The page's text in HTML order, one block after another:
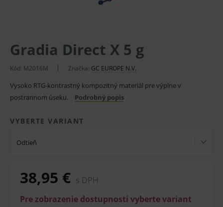
Gradia Direct X 5 g
Kód: M2016M Značka: GC EUROPE N.V.
Vysoko RTG-kontrastný kompozitný materiál pre výplne v
postrannom úseku.
Podrobný popis
VYBERTE VARIANT
Odtieň
38,95 € s DPH
Pre zobrazenie dostupnosti vyberte variant